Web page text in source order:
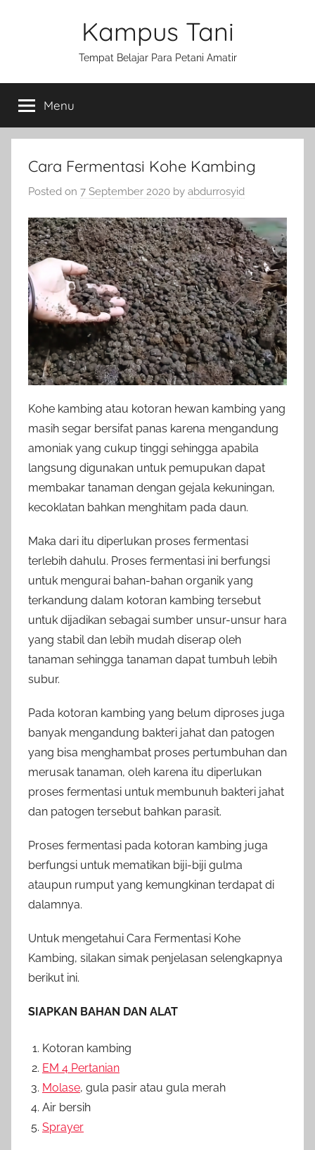
Kampus Tani
Tempat Belajar Para Petani Amatir
Menu
Cara Fermentasi Kohe Kambing
Posted on 7 September 2020 by abdurrosyid
Kohe kambing atau kotoran hewan kambing yang
masih segar bersifat panas karena mengandung
amoniak yang cukup tinggi sehingga apabila
langsung digunakan untuk pemupukan dapat
membakar tanaman dengan gejala kekuningan,
kecoklatan bahkan menghitam pada daun.
Maka dari itu diperlukan proses fermentasi
terlebih dahulu. Proses fermentasi ini berfungsi
untuk mengurai bahan-bahan organik yang
terkandung dalam kotoran kambing tersebut
untuk dijadikan sebagai sumber unsur-unsur hara
yang stabil dan lebih mudah diserap oleh
tanaman sehingga tanaman dapat tumbuh lebih
subur.
Pada kotoran kambing yang belum diproses juga
banyak mengandung bakteri jahat dan patogen
yang bisa menghambat proses pertumbuhan dan
merusak tanaman, oleh karena itu diperlukan
proses fermentasi untuk membunuh bakteri jahat
dan patogen tersebut bahkan parasit.
Proses fermentasi pada kotoran kambing juga
berfungsi untuk mematikan biji-biji gulma
ataupun rumput yang kemungkinan terdapat di
dalamnya.
Untuk mengetahui Cara Fermentasi Kohe
Kambing, silakan simak penjelasan selengkapnya
berikut ini.
SIAPKAN BAHAN DAN ALAT
Kotoran kambing
EM 4 Pertanian
Molase, gula pasir atau gula merah
Air bersih
Sprayer